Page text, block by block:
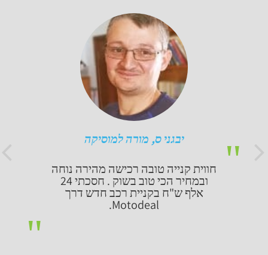
יבגני ס, מורה למוסיקה
חווית קנייה טובה רכישה מהירה נוחה
ובמחיר הכי טוב בשוק . חסכתי 24
אלף ש"ח בקניית רכב חדש דרך
Motodeal.